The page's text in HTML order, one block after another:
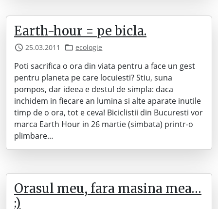
Earth-hour = pe bicla.
25.03.2011 ecologie
Poti sacrifica o ora din viata pentru a face un gest
pentru planeta pe care locuiesti? Stiu, suna
pompos, dar ideea e destul de simpla: daca
inchidem in fiecare an lumina si alte aparate inutile
timp de o ora, tot e ceva! Biciclistii din Bucuresti vor
marca Earth Hour in 26 martie (simbata) printr-o
plimbare…
Orasul meu, fara masina mea…
:)